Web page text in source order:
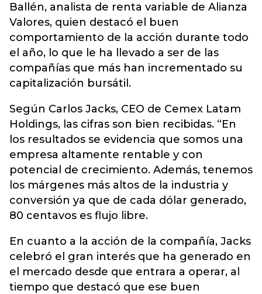
Ballén, analista de renta variable de Alianza
Valores, quien destacó el buen
comportamiento de la acción durante todo
el año, lo que le ha llevado a ser de las
compañías que más han incrementado su
capitalización bursátil.
Según Carlos Jacks, CEO de Cemex Latam
Holdings, las cifras son bien recibidas. “En
los resultados se evidencia que somos una
empresa altamente rentable y con
potencial de crecimiento. Además, tenemos
los márgenes más altos de la industria y
conversión ya que de cada dólar generado,
80 centavos es flujo libre.
En cuanto a la acción de la compañía, Jacks
celebró el gran interés que ha generado en
el mercado desde que entrara a operar, al
tiempo que destacó que ese buen